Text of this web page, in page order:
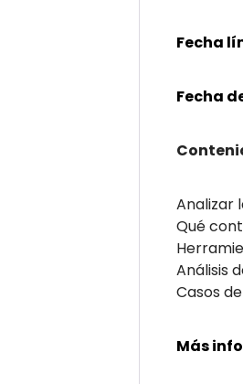
Fecha
Fecha
Analizar
Qué
Análisis
Casos
Más